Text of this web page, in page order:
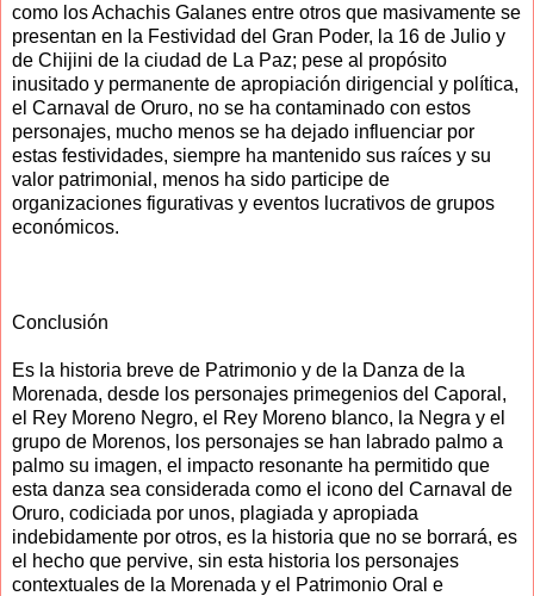
como los Achachis Galanes entre otros que masivamente se
presentan en la Festividad del Gran Poder, la 16 de Julio y
de Chijini de la ciudad de La Paz; pese al propósito
inusitado y permanente de apropiación dirigencial y política,
el Carnaval de Oruro, no se ha contaminado con estos
personajes, mucho menos se ha dejado influenciar por
estas festividades, siempre ha mantenido sus raíces y su
valor patrimonial, menos ha sido participe de
organizaciones figurativas y eventos lucrativos de grupos
económicos.
Conclusión
Es la historia breve de Patrimonio y de la Danza de la
Morenada, desde los personajes primegenios del Caporal,
el Rey Moreno Negro, el Rey Moreno blanco, la Negra y el
grupo de Morenos, los personajes se han labrado palmo a
palmo su imagen, el impacto resonante ha permitido que
esta danza sea considerada como el icono del Carnaval de
Oruro, codiciada por unos, plagiada y apropiada
indebidamente por otros, es la historia que no se borrará, es
el hecho que pervive, sin esta historia los personajes
contextuales de la Morenada y el Patrimonio Oral e